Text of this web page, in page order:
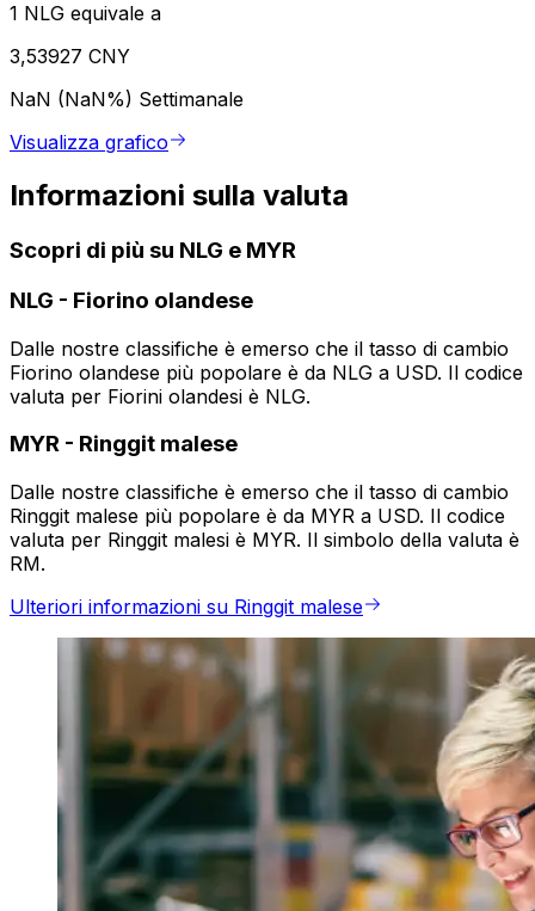
1 NLG equivale a
3,53927 CNY
NaN (NaN%) Settimanale
Visualizza grafico
Informazioni sulla valuta
Scopri di più su NLG e MYR
NLG - Fiorino olandese
Dalle nostre classifiche è emerso che il tasso di cambio
Fiorino olandese più popolare è da NLG a USD. Il codice
valuta per Fiorini olandesi è NLG.
MYR - Ringgit malese
Dalle nostre classifiche è emerso che il tasso di cambio
Ringgit malese più popolare è da MYR a USD. Il codice
valuta per Ringgit malesi è MYR. Il simbolo della valuta è
RM.
Ulteriori informazioni su Ringgit malese